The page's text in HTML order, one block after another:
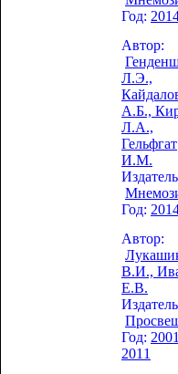
Год:
Автор:
Л.Э.,
А.Б.,
Л.А.,
Гельфгат
И.М.
Год:
Автор:
В.И.,
Е.В.
Год:
2011